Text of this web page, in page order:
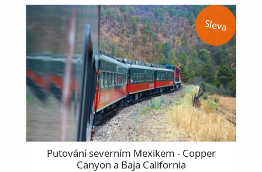
Putování severním Mexikem - Copper
Canyon a Baja California